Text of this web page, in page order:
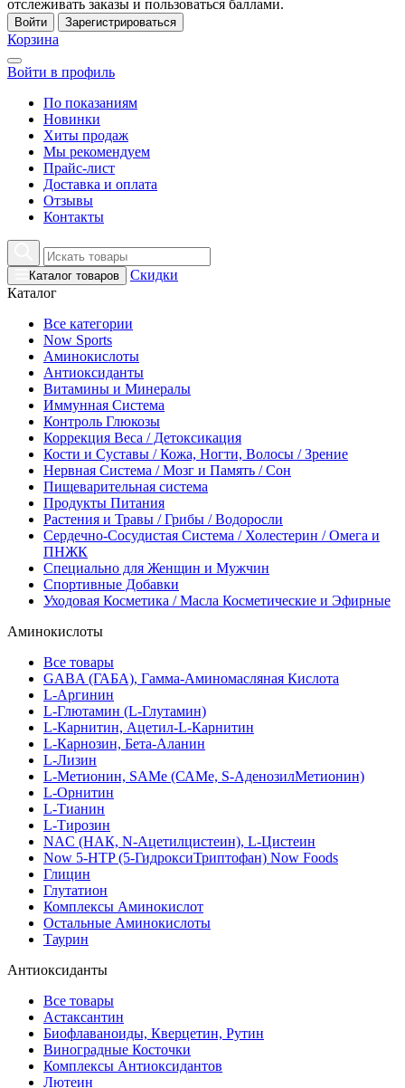
отслеживать заказы и пользоваться баллами.
Войти Зарегистрироваться
Корзина
Войти в профиль
По показаниям
Новинки
Хиты продаж
Мы рекомендуем
Прайс-лист
Доставка и оплата
Отзывы
Контакты
Каталог товаров
Скидки
Каталог
Все категории
Now Sports
Аминокислоты
Антиоксиданты
Витамины и Минералы
Иммунная Система
Контроль Глюкозы
Коррекция Веса / Детоксикация
Кости и Суставы / Кожа, Ногти, Волосы / Зрение
Нервная Система / Мозг и Память / Сон
Пищеварительная система
Продукты Питания
Растения и Травы / Грибы / Водоросли
Сердечно-Сосудистая Система / Холестерин / Омега и
ПНЖК
Специально для Женщин и Мужчин
Спортивные Добавки
Уходовая Косметика / Масла Косметические и Эфирные
Аминокислоты
Все товары
GABA (ГАБА), Гамма-Аминомасляная Кислота
L-Аргинин
L-Глютамин (L-Глутамин)
L-Карнитин, Ацетил-L-Карнитин
L-Карнозин, Бета-Аланин
L-Лизин
L-Метионин, SAMe (САМе, S-АденозилМетионин)
L-Орнитин
L-Тианин
L-Тирозин
NAC (НАК, N-Ацетилцистеин), L-Цистеин
Now 5-HTP (5-ГидроксиТриптофан) Now Foods
Глицин
Глутатион
Комплексы Аминокислот
Остальные Аминокислоты
Таурин
Антиоксиданты
Все товары
Астаксантин
Биофлаваноиды, Кверцетин, Рутин
Виноградные Косточки
Комплексы Антиоксидантов
Лютеин